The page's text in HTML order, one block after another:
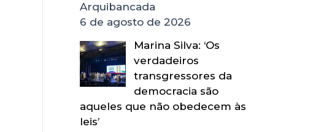
Arquibancada
6 de agosto de 2026
Marina Silva: ‘Os
verdadeiros
transgressores da
democracia são
aqueles que não obedecem às
leis’